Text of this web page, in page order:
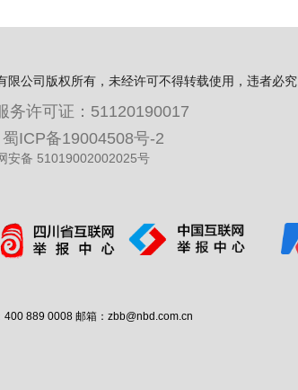
公司版权所有，未经许可不得转载使用，违者必究
务许可证：51120190017
ICP备19004508号-2
安备 51019002002025号
400 889 0008 邮箱：zbb@nbd.com.cn